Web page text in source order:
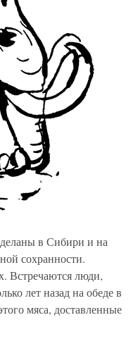
в Сибири и на
сохранности.
Встречаются люди,
лет назад на обеде в
мяса, доставленные